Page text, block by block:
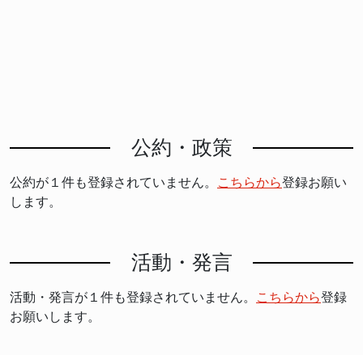
公約・政策
公約が１件も登録されていません。 こちらから登録お願い
します。
活動・発言
活動・発言が１件も登録されていません。 こちらから登録
お願いします。